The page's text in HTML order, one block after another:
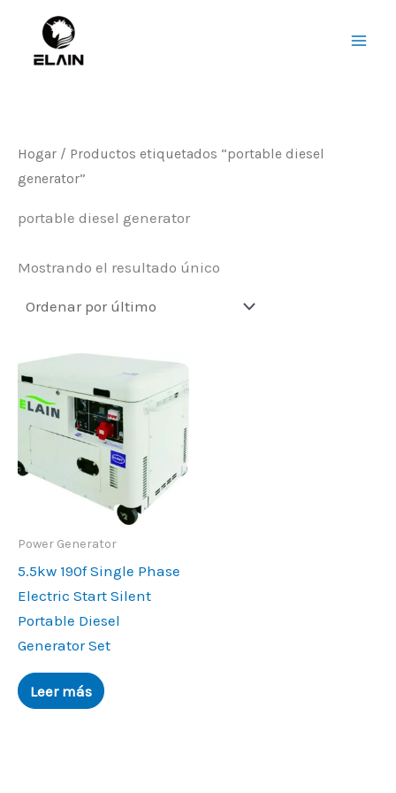
contenido
Hogar / Productos etiquetados “portable diesel
generator”
portable diesel generator
Mostrando el resultado único
Power Generator
5.5kw 190f Single Phase
Electric Start Silent
Portable Diesel
Generator Set
Leer más